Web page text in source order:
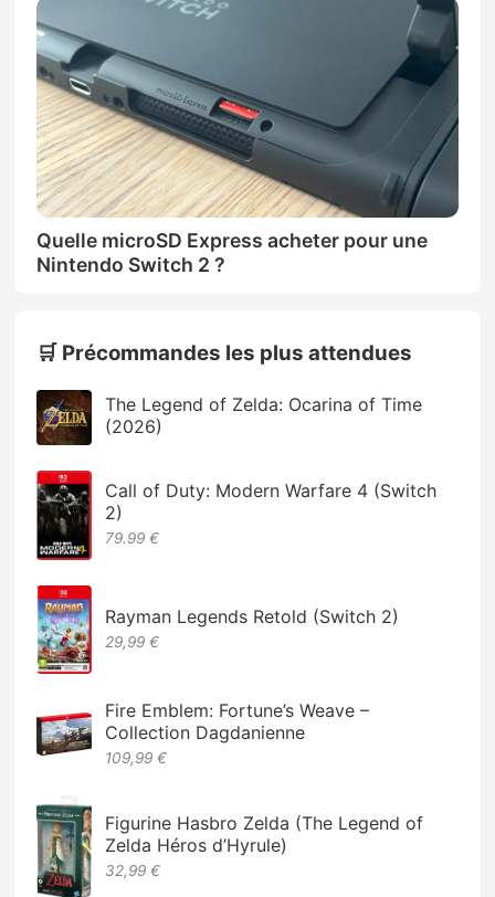
Quelle microSD Express acheter pour une
Nintendo Switch 2 ?
🛒 Précommandes les plus attendues
The Legend of Zelda: Ocarina of Time
(2026)
Call of Duty: Modern Warfare 4 (Switch
2)
79.99 €
Rayman Legends Retold (Switch 2)
29,99 €
Fire Emblem: Fortune’s Weave –
Collection Dagdanienne
109,99 €
Figurine Hasbro Zelda (The Legend of
Zelda Héros d’Hyrule)
32,99 €